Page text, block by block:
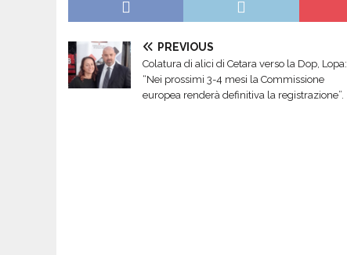
PREVIOUS
Colatura di alici di Cetara verso la Dop, Lopa:
“Nei prossimi 3-4 mesi la Commissione
europea renderà definitiva la registrazione”.